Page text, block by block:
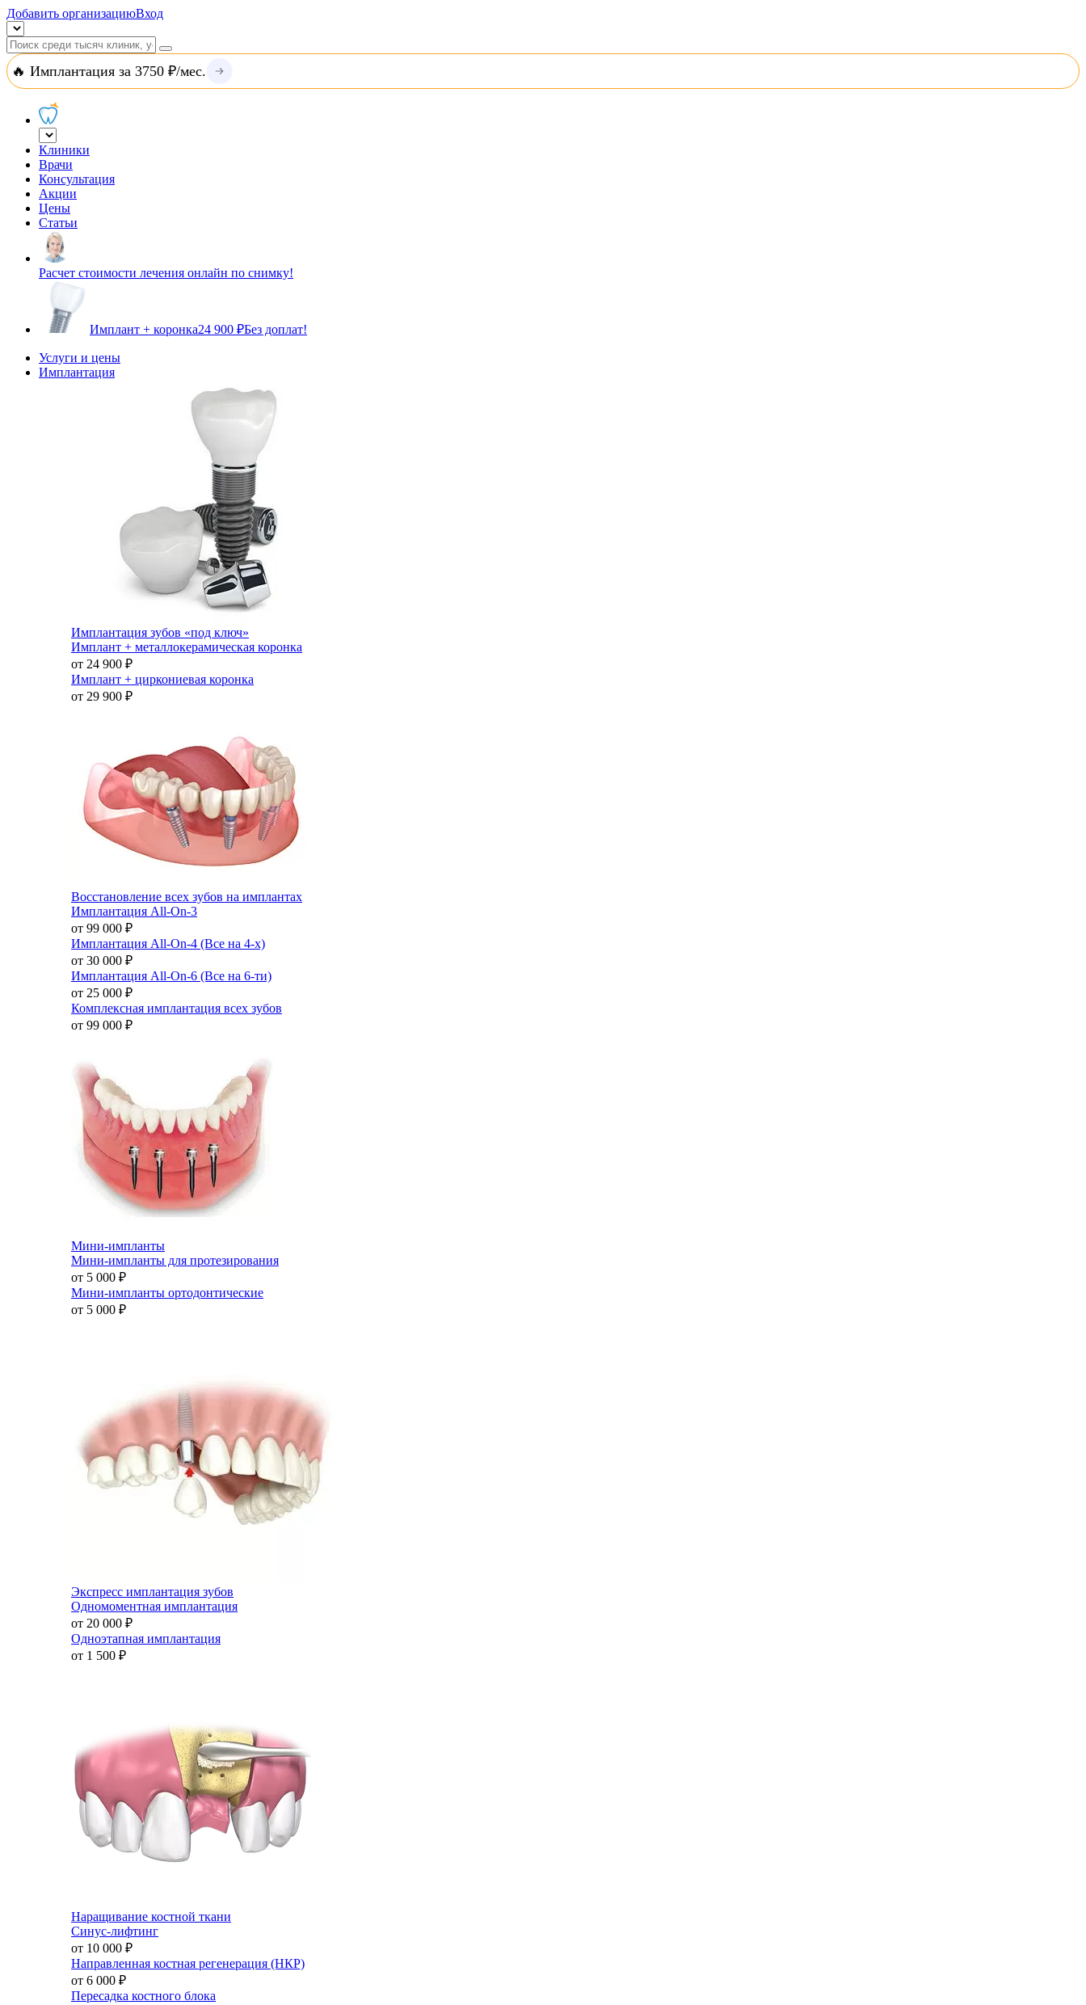
Добавить организациюВход
🔥 Имплантация за 3750 ₽/мес.
Клиники
Врачи
Консультация
Акции
Цены
Статьи
Расчет стоимости лечения онлайн по снимку!
Имплант + коронка24 900 ₽Без доплат!
Услуги и цены
Имплантация
Имплантация зубов «под ключ»
Имплант + металлокерамическая коронка
от 24 900 ₽
Имплант + циркониевая коронка
от 29 900 ₽
Восстановление всех зубов на имплантах
Имплантация All-On-3
от 99 000 ₽
Имплантация All-On-4 (Все на 4-х)
от 30 000 ₽
Имплантация All-On-6 (Все на 6-ти)
от 25 000 ₽
Комплексная имплантация всех зубов
от 99 000 ₽
Мини-импланты
Мини-импланты для протезирования
от 5 000 ₽
Мини-импланты ортодонтические
от 5 000 ₽
Экспресс имплантация зубов
Одномоментная имплантация
от 20 000 ₽
Одноэтапная имплантация
от 1 500 ₽
Наращивание костной ткани
Синус-лифтинг
от 10 000 ₽
Направленная костная регенерация (НКР)
от 6 000 ₽
Пересадка костного блока